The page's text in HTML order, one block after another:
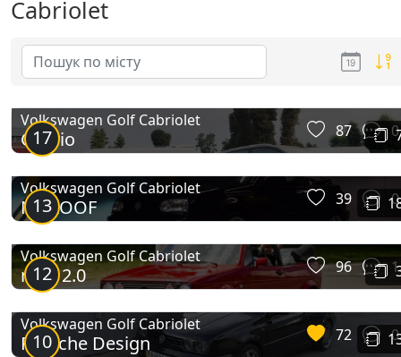
Golf Cabriolet Mk3
Golf Cabriolet Mk4
Cabriolet
17
Volkswagen Golf Cabriolet
Cabrio 87 0
13
Volkswagen Golf Cabriolet
NOROOF 39 0
12
Volkswagen Golf Cabriolet
mk1 2.0 96 1
10
Volkswagen Golf Cabriolet
Porsche Design 72 0